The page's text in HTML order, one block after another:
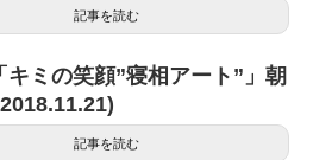
記事を読む
キミの笑顔”寝相アート”」朝
記事を読む